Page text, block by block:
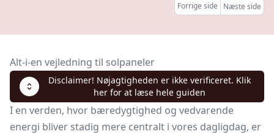
Forrige side Næste side
Alt-i-en vejledning til solpaneler
Disclaimer! Nøjagtigheden er ikke verificeret. Klik
her for at læse hele guiden
I en verden, hvor bæredygtighed og vedvarende
energi bliver stadig mere centralt i vores dagligdag, er